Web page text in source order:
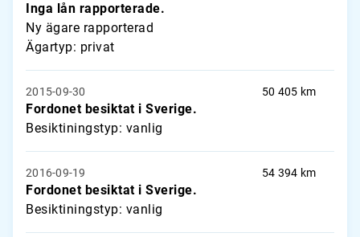
Inga lån rapporterade.
Ny ägare rapporterad
Ägartyp: privat
2015-09-30
Fordonet besiktat i Sverige.
Besiktiningstyp: vanlig
50 405 km
2016-09-19
Fordonet besiktat i Sverige.
Besiktiningstyp: vanlig
54 394 km